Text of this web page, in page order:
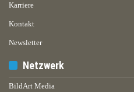
Karriere
Kontakt
Newsletter
Netzwerk
BildArt Media